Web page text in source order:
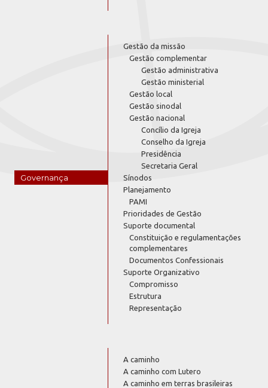
Governança
Gestão da missão
Gestão complementar
Gestão administrativa
Gestão ministerial
Gestão local
Gestão sinodal
Gestão nacional
Concílio da Igreja
Conselho da Igreja
Presidência
Secretaria Geral
Sínodos
Planejamento
PAMI
Prioridades de Gestão
Suporte documental
Constituição e regulamentações
complementares
Documentos Confessionais
Suporte Organizativo
Compromisso
Estrutura
Representação
A caminho
A caminho com Lutero
A caminho em terras brasileiras